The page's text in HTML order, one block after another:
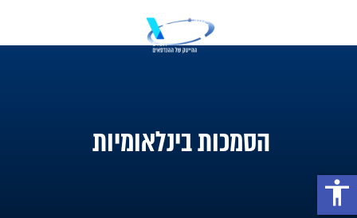
הסמכות בינלאומיות
accessibility